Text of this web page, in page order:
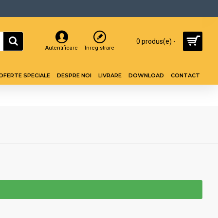
Autentificare Înregistrare
0 produs(e) -
SPECIALE DESPRE NOI LIVRARE DOWNLOAD CONTACT